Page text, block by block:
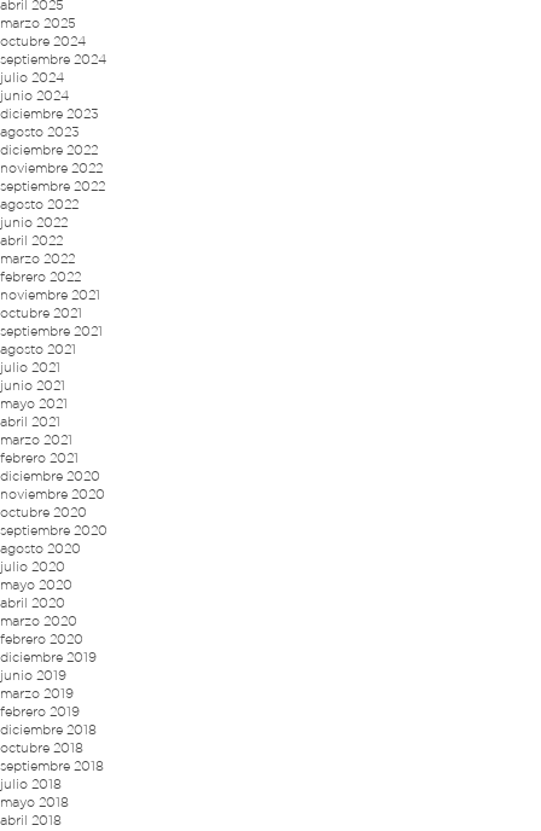
abril 2025
marzo 2025
octubre 2024
septiembre 2024
julio 2024
junio 2024
diciembre 2023
agosto 2023
diciembre 2022
noviembre 2022
septiembre 2022
agosto 2022
junio 2022
abril 2022
marzo 2022
febrero 2022
noviembre 2021
octubre 2021
septiembre 2021
agosto 2021
julio 2021
junio 2021
mayo 2021
abril 2021
marzo 2021
febrero 2021
diciembre 2020
noviembre 2020
octubre 2020
septiembre 2020
agosto 2020
julio 2020
mayo 2020
abril 2020
marzo 2020
febrero 2020
diciembre 2019
junio 2019
marzo 2019
febrero 2019
diciembre 2018
octubre 2018
septiembre 2018
julio 2018
mayo 2018
abril 2018